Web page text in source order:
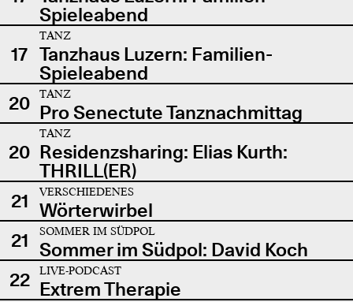
Spieleabend
17
TANZ
Tanzhaus Luzern: Familien-
Spieleabend
20
TANZ
Pro Senectute Tanznachmittag
20
TANZ
Residenzsharing: Elias Kurth:
THRILL(ER)
21
VERSCHIEDENES
Wörterwirbel
21
SOMMER IM SÜDPOL
Sommer im Südpol: David Koch
22
LIVE-PODCAST
Extrem Therapie